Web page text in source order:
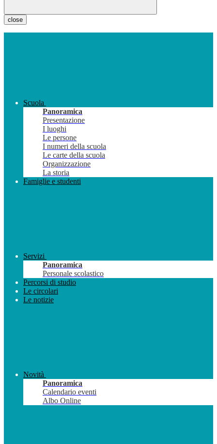
close
Scuola
Panoramica
Presentazione
I luoghi
Le persone
I numeri della scuola
Le carte della scuola
Organizzazione
La storia
Famiglie e studenti
Servizi
Panoramica
Personale scolastico
Percorsi di studio
Le circolari
Le notizie
Novità
Panoramica
Calendario eventi
Albo Online